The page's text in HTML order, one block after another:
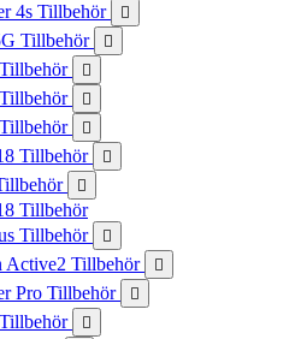
4s Tillbehör 
Tillbehör 



Tillbehör 

Tillbehör
Tillbehör

Active2 Tillbehör 
Pro Tillbehör 
